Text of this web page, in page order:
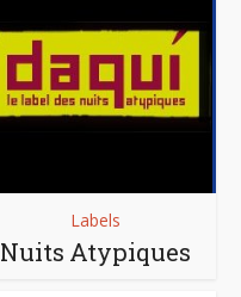
Labels
Nuits Atypiques